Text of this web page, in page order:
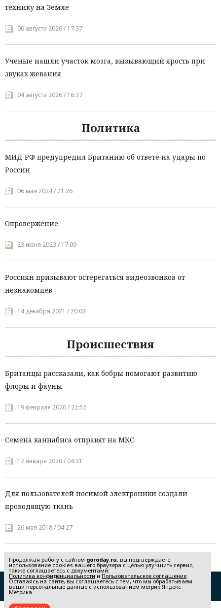
технику на Земле
06 августа 2026 / 17:37
Ученые нашли участок мозга, вызывающий ярость при
звуках жевания
04 августа 2026 / 16:37
Политика
МИД РФ предупредил Британию об ответе на удары по
России
06 мая 2024 / 21:26
Опровержение
23 июня 2023 / 17:09
Россиян призывают остерегаться видеозвонков от
незнакомцев
14 декабря 2021 / 20:03
Происшествия
Британцы рассказали, как бобры помогают развитию
флоры и фауны
19 февраля 2020 / 22:52
Семена каннабиса отправят на МКС
17 января 2020 / 04:31
Для пользователей носимой электроники создали
проводящую ткань
26 мая 2018 / 04:27
Редакция
Реклама
Продолжая работу с сайтом goroday.ru, вы подтверждаете
использование cookies вашего браузера с целью улучшить сервис,
также соглашаетесь с документами:
Политика конфиденциальности и Пользовательское соглашение
Оставаясь на сайте, вы соглашаетесь с тем, что мы обрабатываем
ваши персональные данные с использованием метрик Яндекс
Метрика.